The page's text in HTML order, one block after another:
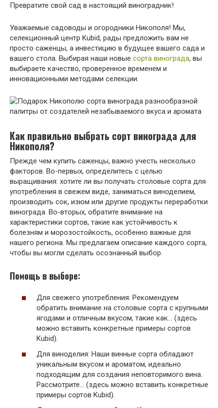
Превратите свой сад в настоящий виноградник!
Уважаемые садоводы и огородники Никополя! Мы,
селекционный центр Kubid, рады предложить вам не
просто саженцы, а инвестицию в будущее вашего сада и
вашего стола. Выбирая наши новые сорта винограда, вы
выбираете качество, проверенное временем и
инновационными методами селекции.
Как правильно выбрать сорт винограда для
Никополя?
Прежде чем купить саженцы, важно учесть несколько
факторов. Во-первых, определитесь с целью
выращивания: хотите ли вы получать столовые сорта для
употребления в свежем виде, заниматься виноделием,
производить сок, изюм или другие продукты переработки
винограда. Во-вторых, обратите внимание на
характеристики сортов, такие как устойчивость к
болезням и морозостойкость, особенно важные для
нашего региона. Мы предлагаем описание каждого сорта,
чтобы вы могли сделать осознанный выбор.
Помощь в выборе:
Для свежего употребления: Рекомендуем
обратить внимание на столовые сорта с крупными
ягодами и отличным вкусом, такие как… (здесь
можно вставить конкретные примеры сортов
Kubid).
Для виноделия: Наши винные сорта обладают
уникальным вкусом и ароматом, идеально
подходящим для создания неповторимого вина.
Рассмотрите… (здесь можно вставить конкретные
примеры сортов Kubid).